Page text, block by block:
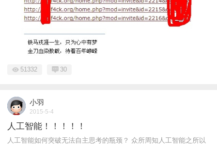
51332 30
小羽
2015-5-4
人工智能！！！！！
人工智能如何突破无法自主思考的瓶颈？ 众所周知人工智能之所以